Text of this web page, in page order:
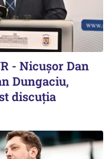
- Nicușor Dan
Dungaciu,
discuția